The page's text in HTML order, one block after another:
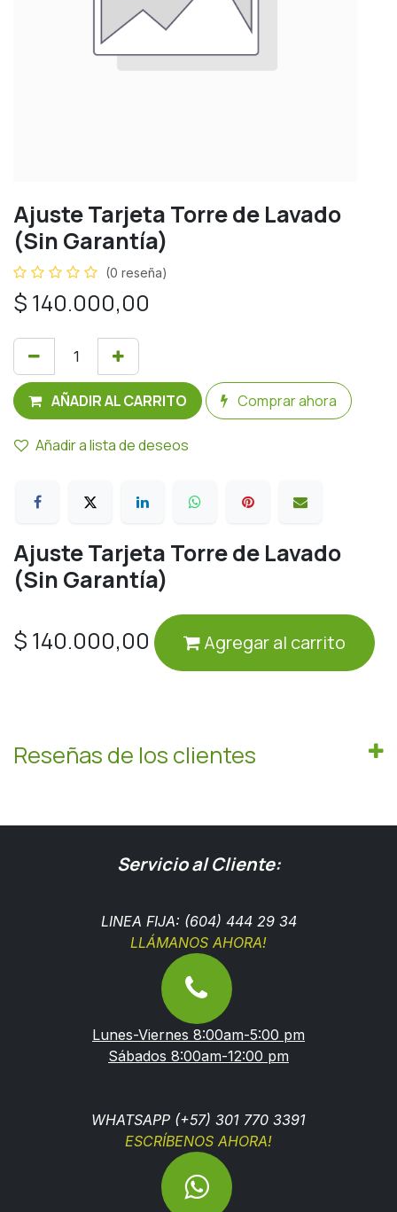
Ajuste Tarjeta Torre de Lavado
(Sin Garantía)
(0 reseña)
$ 140.000,00
AÑADIR AL CARRITO Comprar ahora
Añadir a lista de deseos
Ajuste Tarjeta Torre de Lavado
(Sin Garantía)
$ 140.000,00 Agregar al carrito
Reseñas de los clientes
Servicio al Cliente:
LINEA FIJA: (604) 444 29 34
LLÁMANOS AHORA!
Lunes-Viernes 8:00am-5:00 pm
Sábados 8:00am-12:00 pm
WHATSAPP (+57) 301 770 3391
ESCRÍBENOS AHORA!